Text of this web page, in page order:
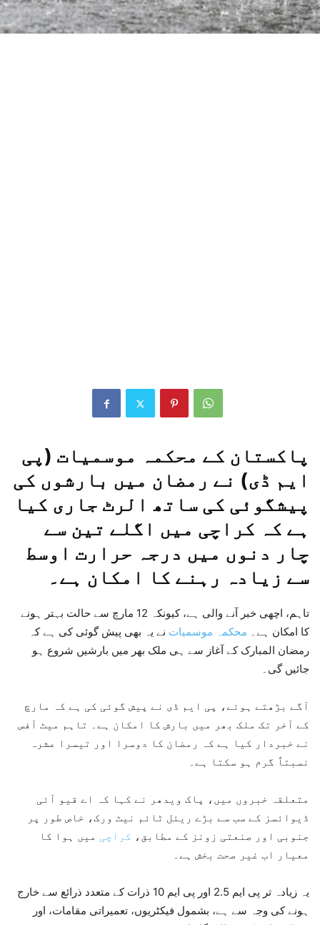
پاکستان کے محکمہ موسمیات (پی
ایم ڈی) نے رمضان میں بارشوں کی
پیشگوئی کی ساتھ الرٹ جاری کیا
ہے کہ کراچی میں اگلے تین سے
چار دنوں میں درجہ حرارت اوسط
سے زیادہ رہنے کا امکان ہے۔
تاہم، اچھی خبر آنے والی ہے، کیونکہ 12 مارچ سے حالت بہتر ہونے
کا امکان ہے۔ محکمہ موسمیات نے یہ بھی پیش گوئی کی ہے کہ
رمضان المبارک کے آغاز سے ہی ملک بھر میں بارشیں شروع ہو
جائیں گی۔
آگے بڑھتے ہوئے، پی ایم ڈی نے پیش گوئی کی ہے کہ مارچ
کے آخر تک ملک بھر میں بارش کا امکان ہے۔ تاہم میٹ آفس
نے خبردار کیا ہے کہ رمضان کا دوسرا اور تیسرا عشرہ
نسبتاً گرم ہو سکتا ہے۔
متعلقہ خبروں میں، پاک ویدھر نے کہا کہ اے قیو آئی
ڈیوائسز کے سب سے بڑے ریئل ٹائم نیٹ ورک، خاص طور پر
جنوبی اور صنعتی زونز کے مطابق، کراچی میں ہوا کا
معیار اب غیر صحت بخش ہے۔
یہ زیادہ تر پی ایم 2.5 اور پی ایم 10 ذرات کے متعدد ذرائع سے خارج
ہونے کی وجہ سے ہے، بشمول فیکٹریوں، تعمیراتی مقامات، اور